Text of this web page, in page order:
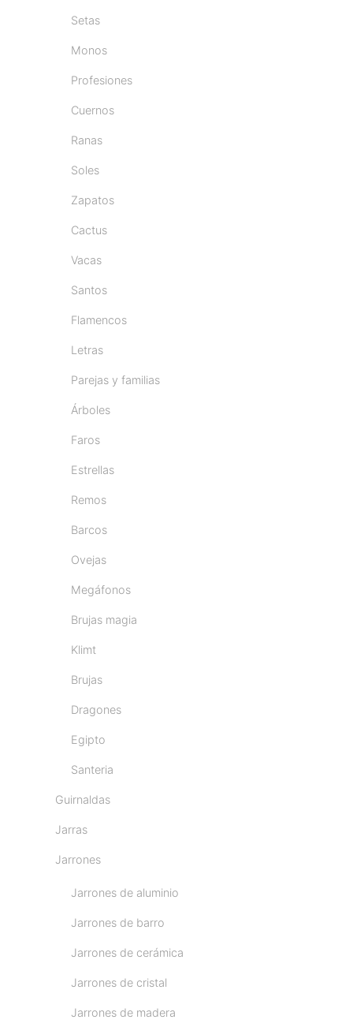
Setas
Monos
Profesiones
Cuernos
Ranas
Soles
Zapatos
Cactus
Vacas
Santos
Flamencos
Letras
Parejas y familias
Árboles
Faros
Estrellas
Remos
Barcos
Ovejas
Megáfonos
Brujas magia
Klimt
Brujas
Dragones
Egipto
Santeria
Guirnaldas
Jarras
Jarrones
Jarrones de aluminio
Jarrones de barro
Jarrones de cerámica
Jarrones de cristal
Jarrones de madera